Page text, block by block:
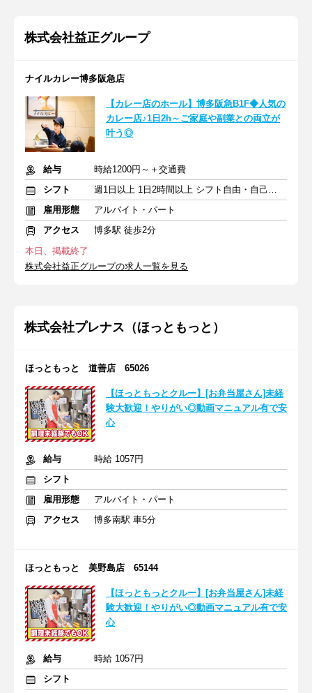
株式会社益正グループ
ナイルカレー博多阪急店
【カレー店のホール】博多阪急B1F◆人気の
カレー店♪1日2h～ご家庭や副業との両立が
叶う◎
給与
時給1200円～＋交通費
シフト
週1日以上 1日2時間以上 シフト自由・自己申告
雇用形態
アルバイト・パート
アクセス
博多駅 徒歩2分
本日、掲載終了
株式会社益正グループの求人一覧を見る
株式会社プレナス（ほっともっと）
ほっともっと 道善店 65026
【ほっともっとクルー】[お弁当屋さん]未経
験大歓迎！やりがい◎動画マニュアル有で安
心
給与
時給 1057円
シフト
雇用形態
アルバイト・パート
アクセス
博多南駅 車5分
ほっともっと 美野島店 65144
【ほっともっとクルー】[お弁当屋さん]未経
験大歓迎！やりがい◎動画マニュアル有で安
心
給与
時給 1057円
シフト